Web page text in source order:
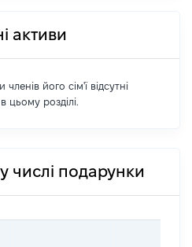
активи
його сім'ї відсутні
цьому розділі.
числі подарунки